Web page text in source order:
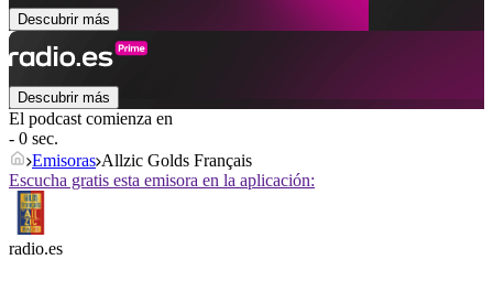
Descubrir más
Descubrir más
El podcast comienza en
- 0 sec.
Emisoras Allzic Golds Français
Escucha gratis esta emisora en la aplicación:
radio.es